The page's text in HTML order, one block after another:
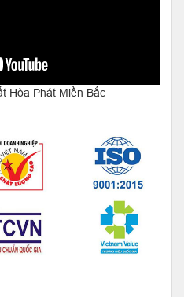
Hòa Phát Miền Bắc